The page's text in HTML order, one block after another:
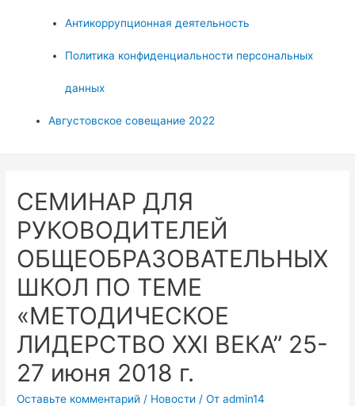
Антикоррупционная деятельность
Политика конфиденциальности персональных
данных
Августовское совещание 2022
СЕМИНАР ДЛЯ
РУКОВОДИТЕЛЕЙ
ОБЩЕОБРАЗОВАТЕЛЬНЫХ
ШКОЛ ПО ТЕМЕ
«МЕТОДИЧЕСКОЕ
ЛИДЕРСТВО XXI ВЕКА” 25-
27 июня 2018 г.
Оставьте комментарий / Новости / От admin14